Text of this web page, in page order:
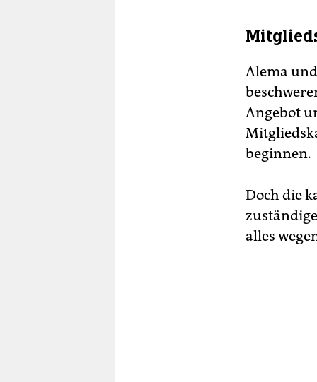
Alema
Angebot
beginnen.
Doch die
alles